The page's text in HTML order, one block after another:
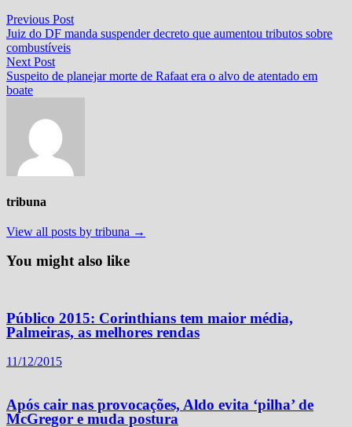
Navegação
de
Post
Previous PostPrevious
post:
Juiz do DF manda suspender decreto que aumentou tributos sobre
combustíveis
Next PostNext
post:
Suspeito de planejar morte de Rafaat era o alvo de atentado em
boate
tribuna
View all posts by tribuna →
You might also like
Público 2015: Corinthians tem maior média,
Palmeiras, as melhores rendas
11/12/2015
Após cair nas provocações, Aldo evita ‘pilha’ de
McGregor e muda postura